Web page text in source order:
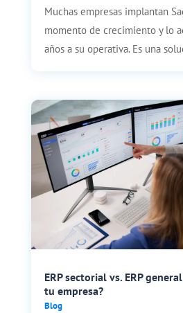
Muchas empresas implantan
momento de crecimiento y lo
años a su operativa. Es una
ERP sectorial vs. ERP
tu empresa?
Blog